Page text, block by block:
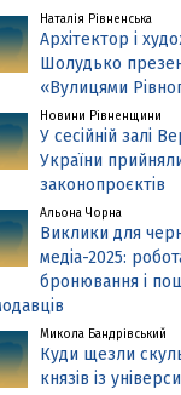
Наталія Рівненська
Архітектор і
Шолудько
«Вулицями
Новини Рівненщини
У сесійній залі
України
законопроєктів
Альона Чорна
Виклики для
медіа-2025:
бронювання і
Микола Бандрівський
Куди щезли
князів із